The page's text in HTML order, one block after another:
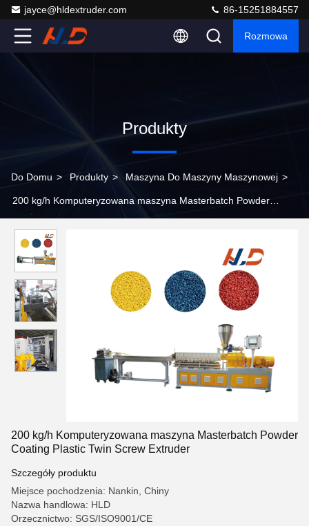
jayce@hldextruder.com 86-15251884557
Rozmowa
Produkty
Do Domu > Produkty > Maszyna Do Maszyny Maszynowej >
200 kg/h Komputeryzowana maszyna Masterbatch Powder
200 kg/h Komputeryzowana maszyna Masterbatch Powder
Coating Plastic Twin Screw Extruder
Szczegóły produktu
Miejsce pochodzenia: Nankin, Chiny
Nazwa handlowa: HLD
Orzecznictwo: SGS/ISO9001/CE